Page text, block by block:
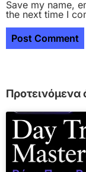
Save my name,
the next time I
Προτεινόμενα